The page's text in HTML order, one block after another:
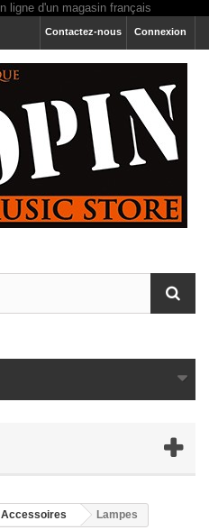
Connexion
Contactez-nous
Accessoires Lampes